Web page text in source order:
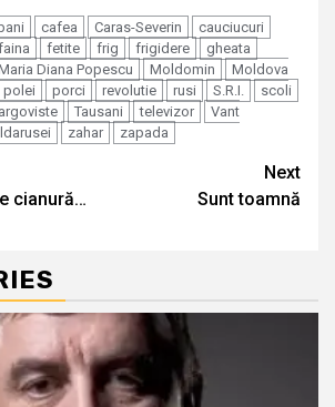
bani cafea Caras-Severin
cauciucuri
fetite frig frigidere
gheata
Diana Popescu Moldomin
Moldova
polei porci revolutie rusi S.R.I.
scoli
Tausani televizor
Vant
zahar zapada
cianură…
Next
Sunt toamnă